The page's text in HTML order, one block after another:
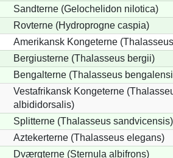
Sandterne (Gelochelidon nilotica)
Rovterne (Hydroprogne caspia)
Amerikansk Kongeterne
Bergiusterne (Thalasseus bergii)
Bengalterne (Thalasseus
Vestafrikansk Kongeterne
albididorsalis)
Splitterne (Thalasseus sandvicensis)
Aztekerterne (Thalasseus elegans)
Dværgterne (Sternula albifrons)